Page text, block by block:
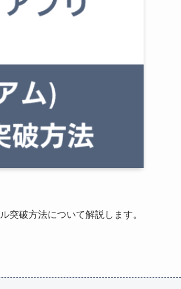
突破方法について解説します。